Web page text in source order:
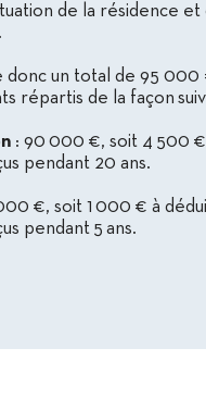
de la résidence et
donc un total de 95
répartis de la façon
: 90 000 €, soit 4 500
pendant 20 ans.
€, soit 1 000 € à
pendant 5 ans.